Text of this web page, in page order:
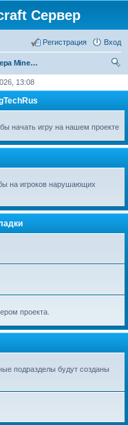
Сервер
Вход
Регистрация
Форум сервера Minecraft Gregtech 1.7.10
13:08
начать игру на нашем проекте
на игроков нарушающих
проекта.
подразделы будут созданы